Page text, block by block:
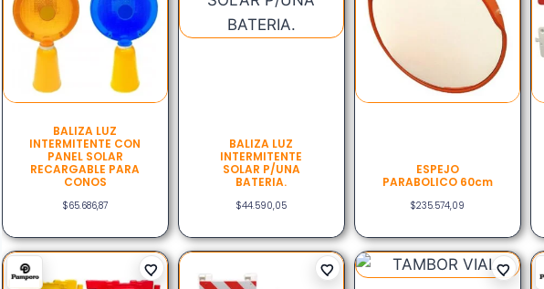
BALIZA LUZ
INTERMITENTE CON
PANEL SOLAR
RECARGABLE PARA
CONOS
$65.686,87
BALIZA LUZ
INTERMITENTE
SOLAR P/UNA
BATERIA.
$44.590,05
ESPEJO
PARABOLICO 60cm
$235.574,09